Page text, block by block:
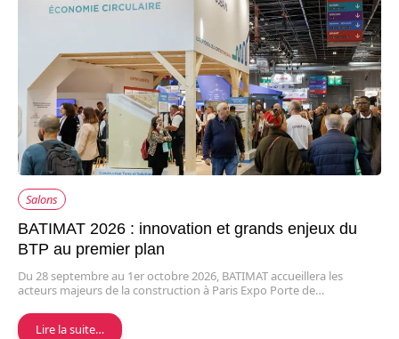
Salons
BATIMAT 2026 : innovation et grands enjeux du
BTP au premier plan
Du 28 septembre au 1er octobre 2026, BATIMAT accueillera les
acteurs majeurs de la construction à Paris Expo Porte de…
Lire la suite…